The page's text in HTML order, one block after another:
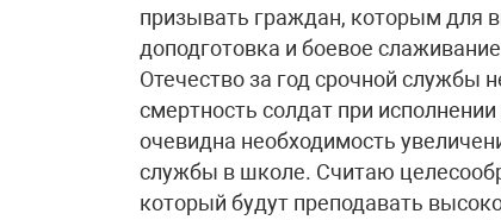
призывать граждан, которым для
доподготовка и боевое
Отечество за год срочной службы
смертность солдат при
очевидна необходимость
службы в школе. Считаю
который будут преподавать